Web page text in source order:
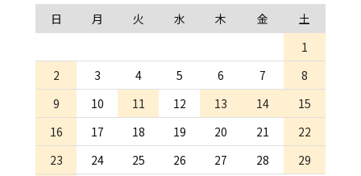
日
月 火 水 木 金
土
1
2
3 4 5 6 7
8
9
10 11 12 13 14
15
16
17 18 19 20 21
22
23
24 25 26 27 28
29